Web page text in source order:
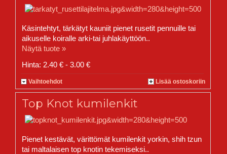
Käsintehtyt, tärkätyt kauniit pienet rusetit pennuille tai
aikuselle koiralle arki-tai juhlakäyttöön..
Näytä tuote »
Hinta: 2.40 € - 3.00 €
Vaihtoehdot Lisää ostoskoriin
Top Knot kumilenkit
Pienet kestävät, värittömät kumilenkit yorkin, shih tzun
tai maltalaisen top knotin tekemiseksi..